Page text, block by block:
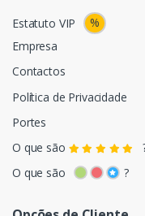
Estatuto VIP
%
Empresa
Contactos
Política de Privacidade
Portes
O que são
O que são
?